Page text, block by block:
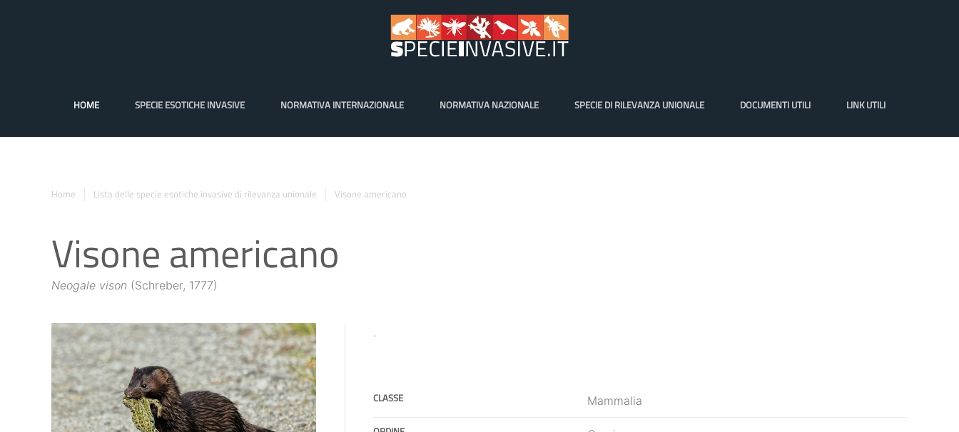
HOME SPECIE ESOTICHE INVASIVE NORMATIVA INTERNAZIONALE NORMATIVA NAZIONALE SPECIE DI RILEVANZA UNIONALE DOCUMENTI UTILI LINK UTILI
Home Lista delle specie esotiche invasive di rilevanza unionale Visone americano
Visone americano
Neogale vison (Schreber, 1777)
.
CLASSE Mammalia